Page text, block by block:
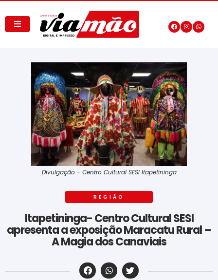
Divulgação - Centro Cultural SESI Itapetininga
REGIÃO
Itapetininga- Centro Cultural SESI
apresenta a exposição Maracatu Rural –
A Magia dos Canaviais
‎ ‎ ‎ ‎ ‎ ‎ ‎ ‎ ‎ ‎ ‎ ‎ ‎ ‎ ‎ ‎ ‎ ‎ ‎ ‎ ‎ ‎ ‎ ‎ ‎ ‎ ‎ ‎ ‎ ‎ ‎